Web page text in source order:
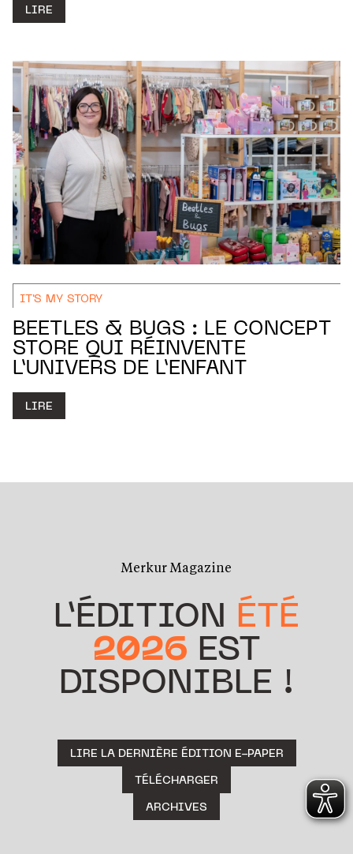
LIRE
IT'S MY STORY
BEETLES & BUGS : LE CONCEPT
STORE QUI RÉINVENTE
L’UNIVERS DE L’ENFANT
LIRE
Merkur Magazine
L’ÉDITION ÉTÉ
2026 EST
DISPONIBLE !
LIRE LA DERNIÈRE ÉDITION E-PAPER
TÉLÉCHARGER
ARCHIVES